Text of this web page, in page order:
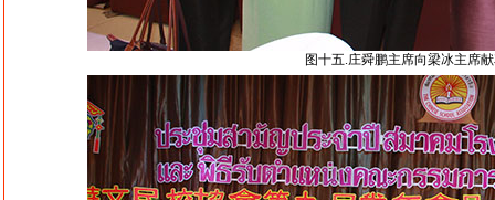
图十五.庄舜鹏主席向梁冰主席